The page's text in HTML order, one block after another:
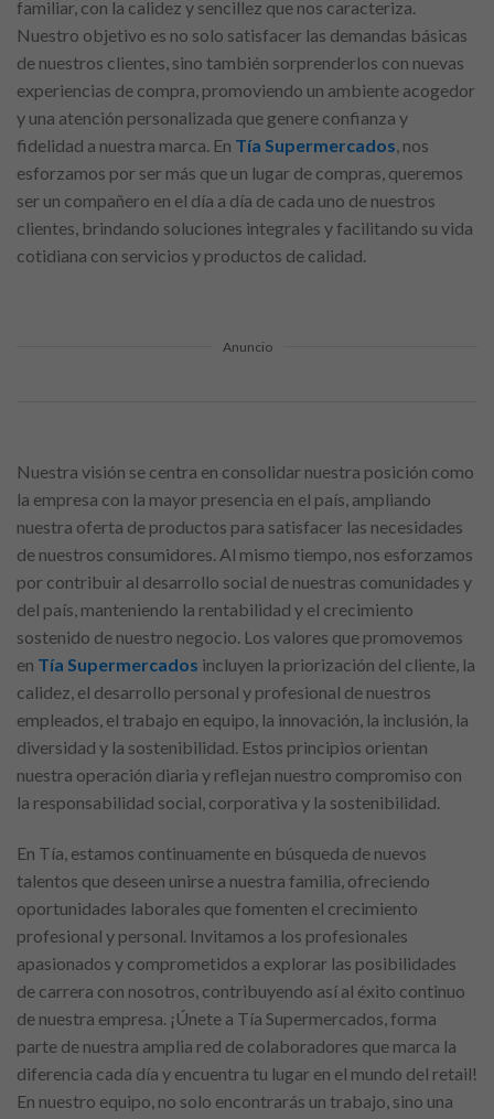
familiar, con la calidez y sencillez que nos caracteriza.
Nuestro objetivo es no solo satisfacer las demandas básicas
de nuestros clientes, sino también sorprenderlos con nuevas
experiencias de compra, promoviendo un ambiente acogedor
y una atención personalizada que genere confianza y
fidelidad a nuestra marca. En Tía Supermercados, nos
esforzamos por ser más que un lugar de compras, queremos
ser un compañero en el día a día de cada uno de nuestros
clientes, brindando soluciones integrales y facilitando su vida
cotidiana con servicios y productos de calidad.
Anuncio
Nuestra visión se centra en consolidar nuestra posición como
la empresa con la mayor presencia en el país, ampliando
nuestra oferta de productos para satisfacer las necesidades
de nuestros consumidores. Al mismo tiempo, nos esforzamos
por contribuir al desarrollo social de nuestras comunidades y
del país, manteniendo la rentabilidad y el crecimiento
sostenido de nuestro negocio. Los valores que promovemos
en Tía Supermercados incluyen la priorización del cliente, la
calidez, el desarrollo personal y profesional de nuestros
empleados, el trabajo en equipo, la innovación, la inclusión, la
diversidad y la sostenibilidad. Estos principios orientan
nuestra operación diaria y reflejan nuestro compromiso con
la responsabilidad social, corporativa y la sostenibilidad.
En Tía, estamos continuamente en búsqueda de nuevos
talentos que deseen unirse a nuestra familia, ofreciendo
oportunidades laborales que fomenten el crecimiento
profesional y personal. Invitamos a los profesionales
apasionados y comprometidos a explorar las posibilidades
de carrera con nosotros, contribuyendo así al éxito continuo
de nuestra empresa. ¡Únete a Tía Supermercados, forma
parte de nuestra amplia red de colaboradores que marca la
diferencia cada día y encuentra tu lugar en el mundo del retail!
En nuestro equipo, no solo encontrarás un trabajo, sino una